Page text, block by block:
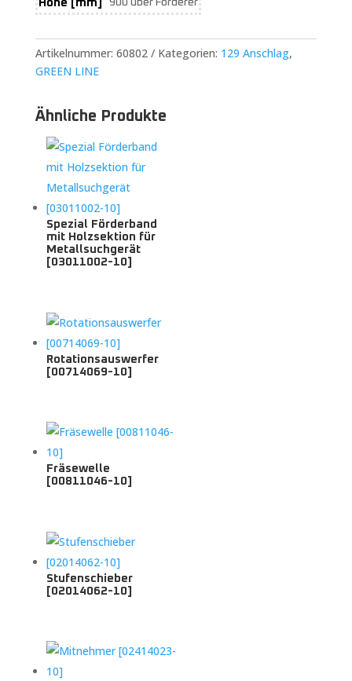
Höhe [mm] 900 über Förderer
Artikelnummer: 60802 Kategorien: 129 Anschlag,
GREEN LINE
Ähnliche Produkte
Spezial Förderband
mit Holzsektion für
Metallsuchgerät
[03011002-10]
Rotationsauswerfer
[00714069-10]
Fräsewelle
[00811046-10]
Stufenschieber
[02014062-10]